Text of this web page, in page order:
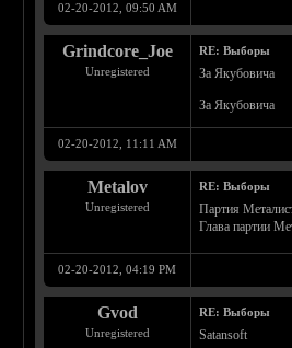
02-20-2012, 09:50 AM
Grindcore_Joe
Unregistered
RE: Выборы
За Якубовича
За Якубовича
02-20-2012, 11:11 AM
Metalov
Unregistered
RE: Выборы
Партия
Глава партии
02-20-2012, 04:19 PM
Gvod
Unregistered
RE: Выборы
Satansoft